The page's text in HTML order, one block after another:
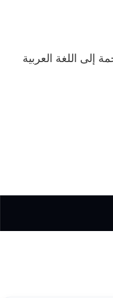
إلى اللغة العربية